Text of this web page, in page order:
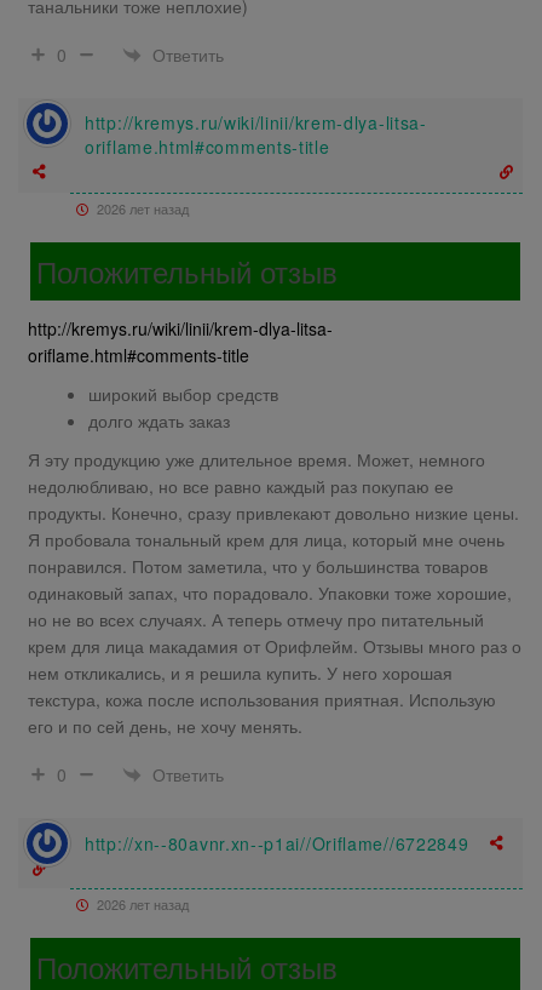
танальники тоже неплохие)
0
Ответить
http://kremys.ru/wiki/linii/krem-dlya-litsa-
oriflame.html#comments-title
2026 лет назад
Положительный отзыв
http://kremys.ru/wiki/linii/krem-dlya-litsa-
oriflame.html#comments-title
широкий выбор средств
долго ждать заказ
Я эту продукцию уже длительное время. Может, немного
недолюбливаю, но все равно каждый раз покупаю ее
продукты. Конечно, сразу привлекают довольно низкие цены.
Я пробовала тональный крем для лица, который мне очень
понравился. Потом заметила, что у большинства товаров
одинаковый запах, что порадовало. Упаковки тоже хорошие,
но не во всех случаях. А теперь отмечу про питательный
крем для лица макадамия от Орифлейм. Отзывы много раз о
нем откликались, и я решила купить. У него хорошая
текстура, кожа после использования приятная. Использую
его и по сей день, не хочу менять.
0
Ответить
http://xn--80avnr.xn--p1ai//Oriflame//6722849
2026 лет назад
Положительный отзыв